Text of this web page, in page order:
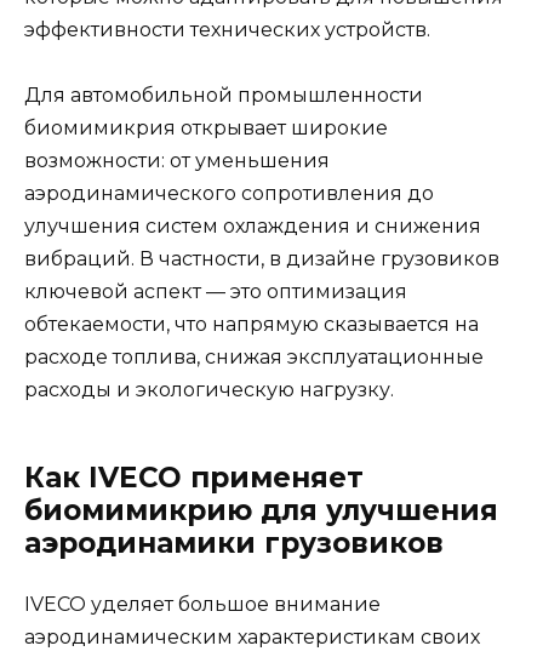
эффективности технических устройств.
Для автомобильной промышленности
биомимикрия открывает широкие
возможности: от уменьшения
аэродинамического сопротивления до
улучшения систем охлаждения и снижения
вибраций. В частности, в дизайне грузовиков
ключевой аспект — это оптимизация
обтекаемости, что напрямую сказывается на
расходе топлива, снижая эксплуатационные
расходы и экологическую нагрузку.
Как IVECO применяет
биомимикрию для улучшения
аэродинамики грузовиков
IVECO уделяет большое внимание
аэродинамическим характеристикам своих